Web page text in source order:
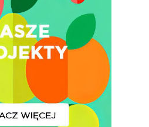
Owoców
Nutriscore Fakty
Federacja
Związków
Rolnych – Ziemniaki
Jedz Owoce I
Nich Największa